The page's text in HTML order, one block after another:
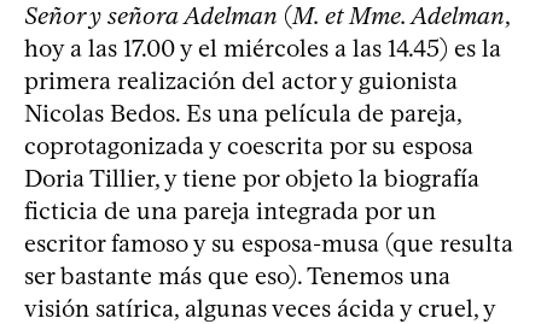
Señor y señora Adelman (M. et Mme. Adelman,
hoy a las 17.00 y el miércoles a las 14.45) es la
primera realización del actor y guionista
Nicolas Bedos. Es una película de pareja,
coprotagonizada y coescrita por su esposa
Doria Tillier, y tiene por objeto la biografía
ficticia de una pareja integrada por un
escritor famoso y su esposa-musa (que resulta
ser bastante más que eso). Tenemos una
visión satírica, algunas veces ácida y cruel, y